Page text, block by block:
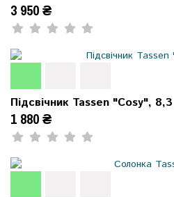
3 950 ₴
Підсвічник Tassen "Cosy",
1 880 ₴